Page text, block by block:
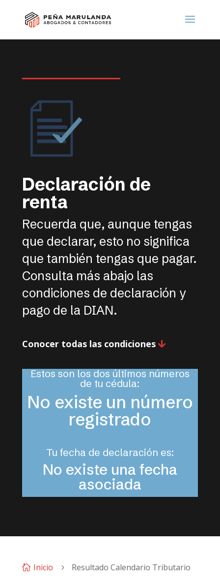
Declaración de
renta
Recuerda que, aunque tengas
que declarar, esto no significa
que también tengas que pagar.
Consulta más abajo las
condiciones de declaración y
pago de la DIAN.
Conocer todas las condiciones
Estos son los dos últimos números
de tu cédula:
No existe un número
registrado
Tu fecha de declaración es:
No existe una fecha
asociada
 Inicio 5 Resultado Calendario Tributario